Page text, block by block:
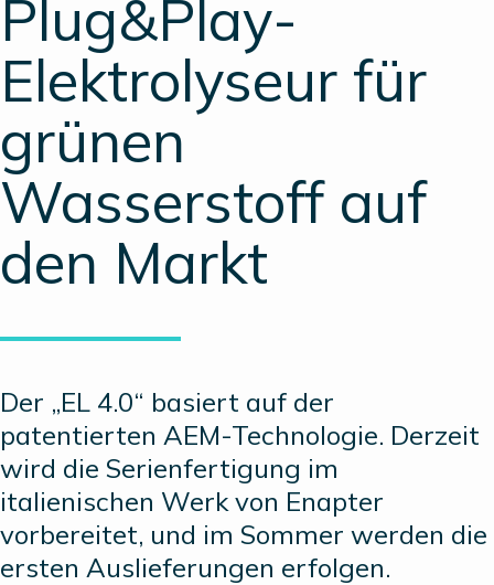
Plug&Play-
Elektrolyseur für
grünen
Wasserstoff auf
den Markt
Der „EL 4.0“ basiert auf der
patentierten AEM-Technologie. Derzeit
wird die Serienfertigung im
italienischen Werk von Enapter
vorbereitet, und im Sommer werden die
ersten Auslieferungen erfolgen.